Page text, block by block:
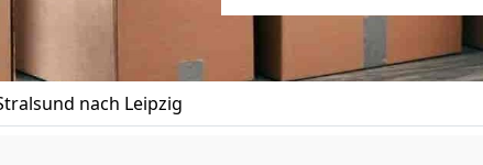
nach Leipzig